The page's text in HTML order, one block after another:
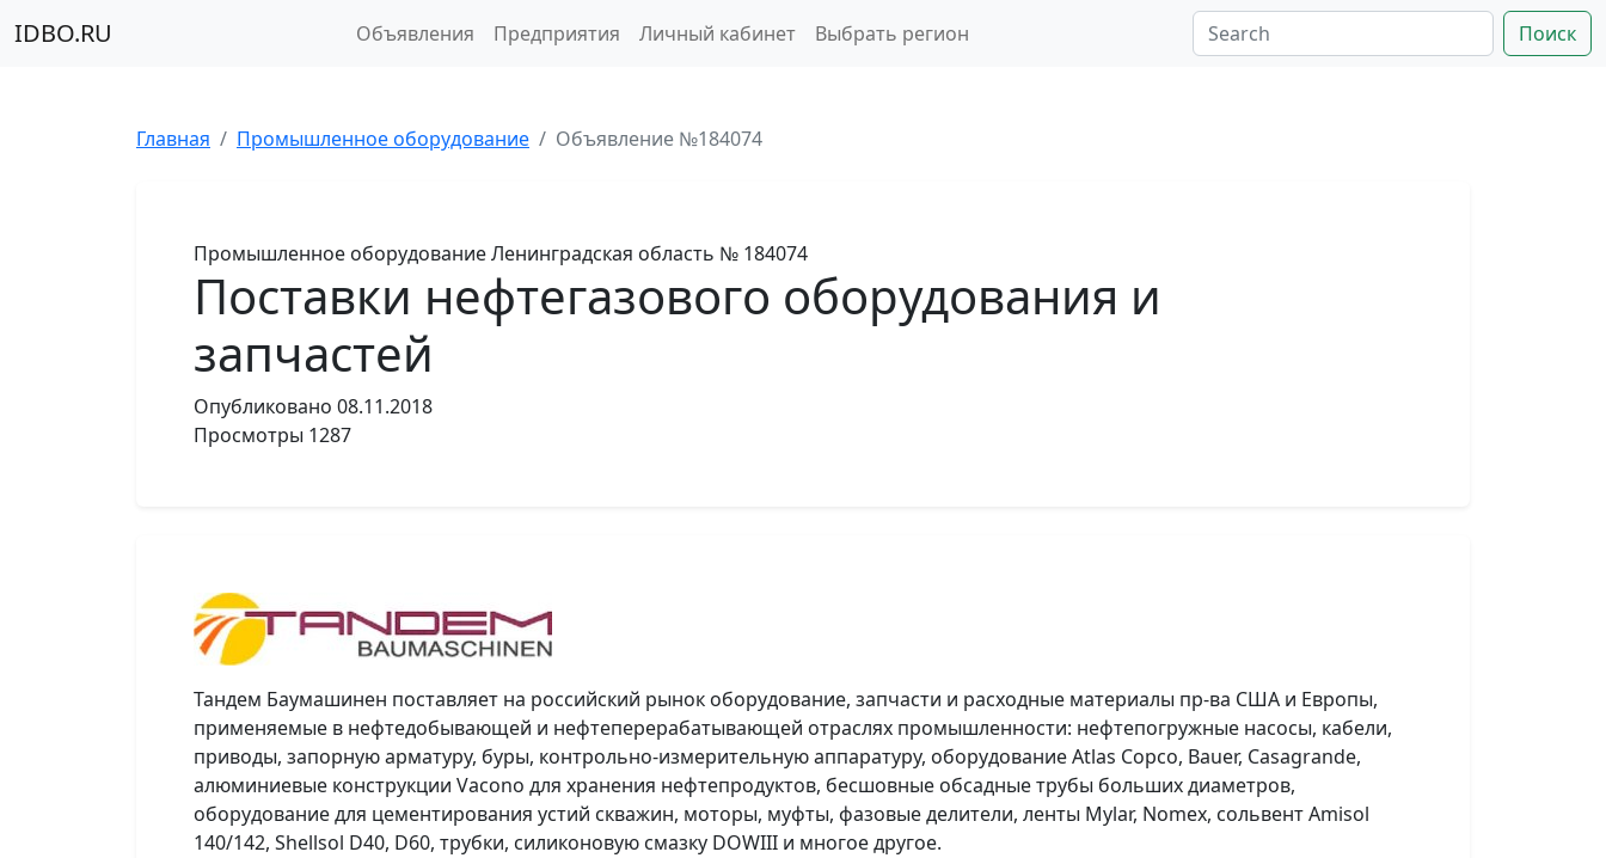
IDBO.RU Объявления Предприятия Личный кабинет Выбрать регион Поиск
Главная Промышленное оборудование Объявление №184074
Промышленное оборудованиеЛенинградская область № 184074
Поставки нефтегазового оборудования и
запчастей
Опубликовано 08.11.2018
Просмотры 1287
Тандем Баумашинен поставляет на российский рынок оборудование, запчасти и расходные материалы пр-ва США и Европы,
применяемые в нефтедобывающей и нефтеперерабатывающей отраслях промышленности: нефтепогружные насосы, кабели,
приводы, запорную арматуру, буры, контрольно-измерительную аппаратуру, оборудование Atlas Copco, Bauer, Casagrande,
алюминиевые конструкции Vacono для хранения нефтепродуктов, бесшовные обсадные трубы больших диаметров,
оборудование для цементирования устий скважин, моторы, муфты, фазовые делители, ленты Mylar, Nomex, сольвент Amisol
140/142, Shellsol D40, D60, трубки, силиконовую смазку DOWIII и многое другое.